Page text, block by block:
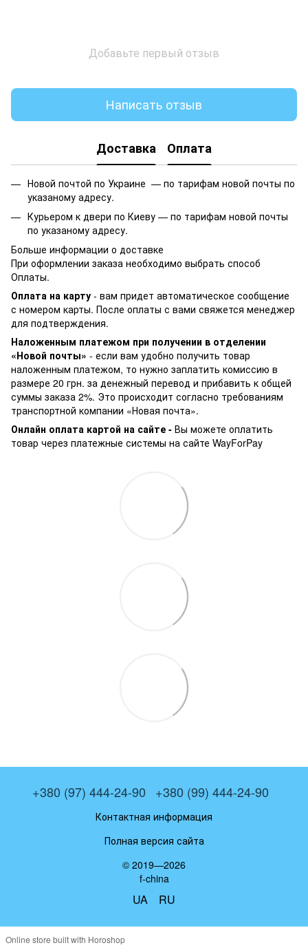
Добавьте первый отзыв
Написать отзыв
Доставка Оплата
Новой почтой по Украине — по тарифам новой почты по
указаному адресу.
Курьером к двери по Киеву — по тарифам новой почты
по указаному адресу.
Больше информации о доставке
При оформлении заказа необходимо выбрать способ
Оплаты.
Оплата на карту - вам придет автоматическое сообщение
с номером карты. После оплаты с вами свяжется менеджер
для подтверждения.
Наложенным платежом при получении в отделении
«Новой почты» - если вам удобно получить товар
наложенным платежом, то нужно заплатить комиссию в
размере 20 грн. за денежный перевод и прибавить к общей
суммы заказа 2%. Это происходит согласно требованиям
транспортной компании «Новая почта».
Онлайн оплата картой на сайте - Вы можете оплатить
товар через платежные системы на сайте WayForPay
+380 (97) 444-24-90 +380 (99) 444-24-90
Контактная информация
Полная версия сайта
© 2019—2026
f-china
UA RU
Online store built with Horoshop